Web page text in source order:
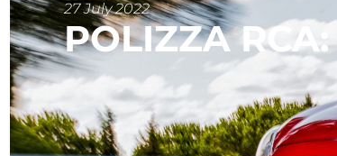
27 July 2022
POLIZZA